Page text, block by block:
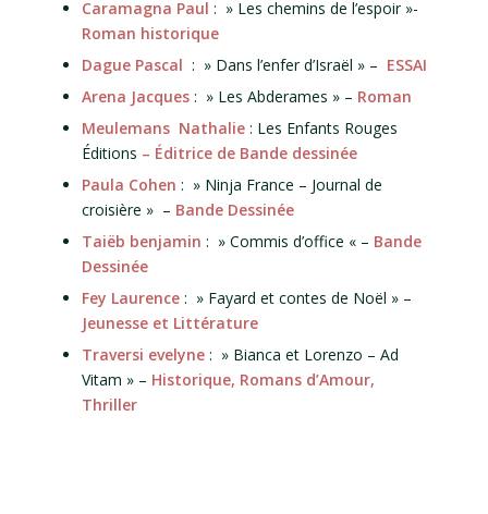
Caramagna Paul : » Les chemins de l’espoir »-
Roman historique
Dague Pascal : » Dans l’enfer d’Israël » – ESSAI
Arena Jacques: » Les Abderames » – Roman
Meulemans Nathalie : Les Enfants Rouges
Éditions – Éditrice de Bande dessinée
Paula Cohen : » Ninja France – Journal de
croisière » – Bande Dessinée
Taiëb benjamin : » Commis d’office « – Bande
Dessinée
Fey Laurence : » Fayard et contes de Noël » –
Jeunesse et Littérature
Traversi evelyne: » Bianca et Lorenzo – Ad
Vitam » – Historique, Romans d’Amour,
Thriller